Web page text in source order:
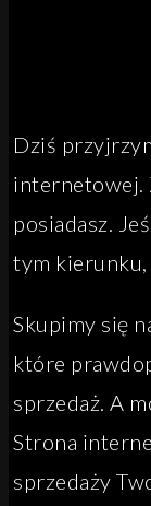
Dziś
internetowej.
posiadasz.
tym kierunku,
Skupimy się
które
sprzedaż. A
Strona
sprzedaży